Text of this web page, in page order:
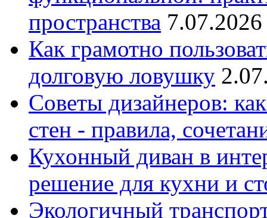
пространства
Как грамотно
долговую ловушку
Советы дизайнеров:
стен - правила,
Кухонный диван в
решение для кухни и
Экологичный